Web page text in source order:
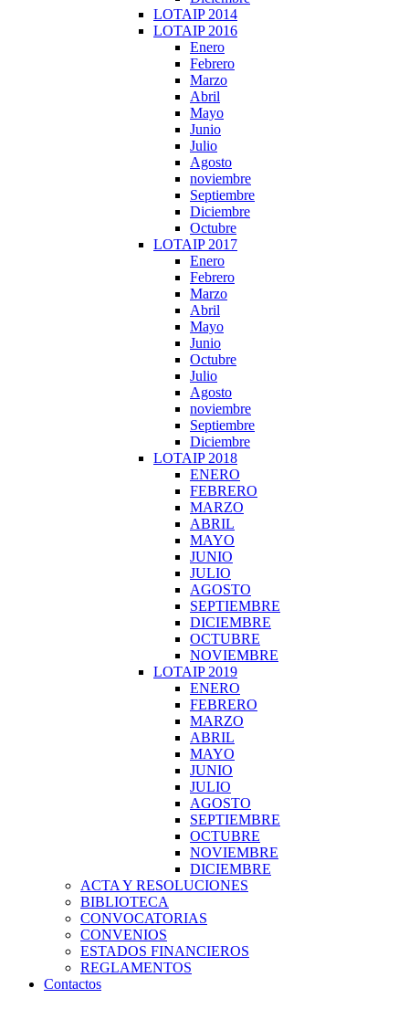
LOTAIP 2014
LOTAIP 2016
Enero
Febrero
Marzo
Abril
Mayo
Junio
Julio
Agosto
noviembre
Septiembre
Diciembre
Octubre
LOTAIP 2017
Enero
Febrero
Marzo
Abril
Mayo
Junio
Octubre
Julio
Agosto
noviembre
Septiembre
Diciembre
LOTAIP 2018
ENERO
FEBRERO
MARZO
ABRIL
MAYO
JUNIO
JULIO
AGOSTO
SEPTIEMBRE
DICIEMBRE
OCTUBRE
NOVIEMBRE
LOTAIP 2019
ENERO
FEBRERO
MARZO
ABRIL
MAYO
JUNIO
JULIO
AGOSTO
SEPTIEMBRE
OCTUBRE
NOVIEMBRE
DICIEMBRE
ACTA Y RESOLUCIONES
BIBLIOTECA
CONVOCATORIAS
CONVENIOS
ESTADOS FINANCIEROS
REGLAMENTOS
Contactos